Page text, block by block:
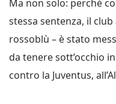
Ma non solo: perché
stessa sentenza, il
rossoblù – è stato
da tenere sott’occhio
contro la Juventus,